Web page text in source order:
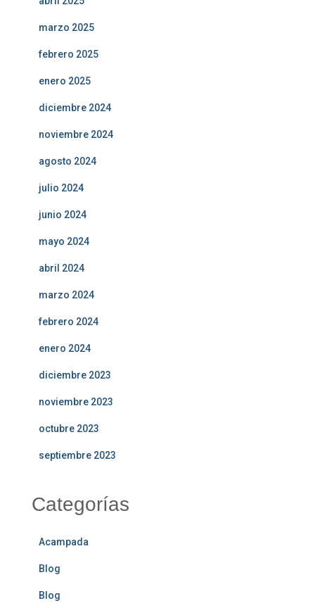
marzo 2025
febrero 2025
enero 2025
diciembre 2024
noviembre 2024
agosto 2024
julio 2024
junio 2024
mayo 2024
abril 2024
marzo 2024
febrero 2024
enero 2024
diciembre 2023
noviembre 2023
octubre 2023
septiembre 2023
Categorías
Acampada
Blog
Blog